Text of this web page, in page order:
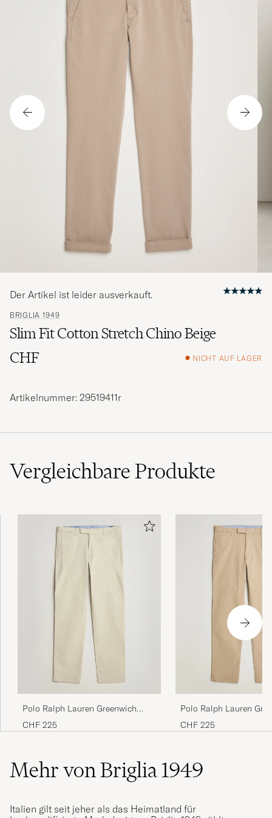
BRIGLIA 1949
Slim Fit Cotton Stretch Chino Beige
CHF
NICHT AUF LAGER
Der Artikel ist leider ausverkauft.
Artikelnummer: 29519411r
VergleichbareProdukte
Polo Ralph Lauren Greenwich
Slim Fit Stretch Chinos Basic
Sand
CHF 225
Polo Ralph Lauren
Slim Fit Stretch
Khaki
CHF 225
Mehr von Briglia 1949
Italien gilt seit jeher als das Heimatland für